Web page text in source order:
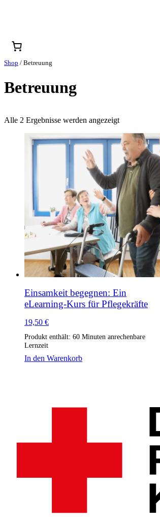
Shop / Betreuung
Betreuung
Alle 2 Ergebnisse werden angezeigt
Einsamkeit begegnen: Ein
eLearning-Kurs für Pflegekräfte
19,50 €
Produkt enthält: 60 Minuten anrechenbare
Lernzeit
In den Warenkorb